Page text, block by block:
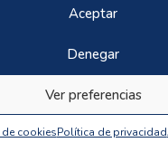
Aceptar
Denegar
Ver preferencias
cookiesPolítica de privacidad
Olas 2025 Todos los